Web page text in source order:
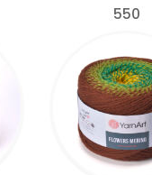
550